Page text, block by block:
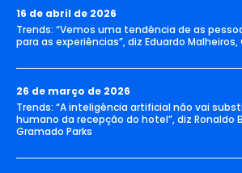
16 de abril de 2026
Trends: “Vemos uma tendência de as
para as experiências”, diz Eduardo Malheiros,
26 de março de 2026
Trends: “A inteligência artificial não vai
humano da recepção do hotel”, diz Ronaldo
Gramado Parks